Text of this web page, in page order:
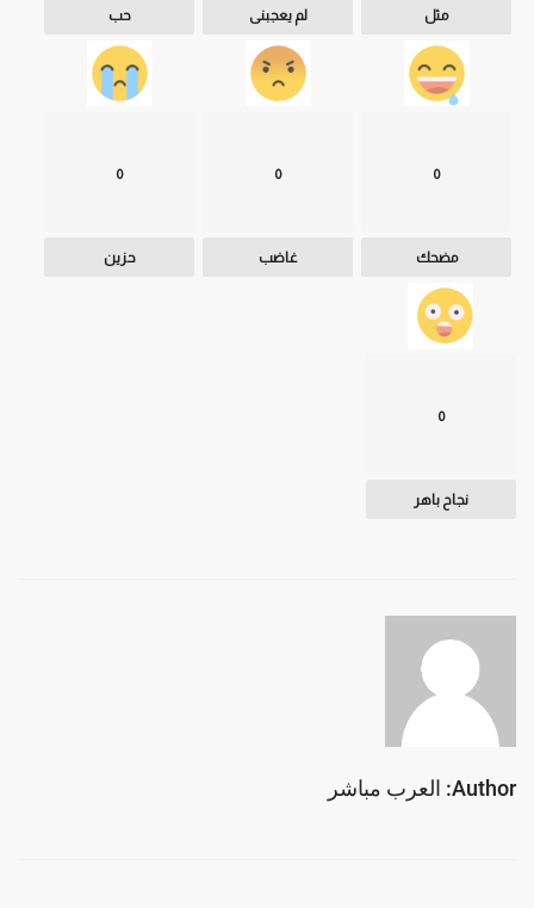
مثل لم يعجبنى حب
0
مضحك
0
غاضب
0
حزين
0
نجاح باهر
Author: العرب مباشر